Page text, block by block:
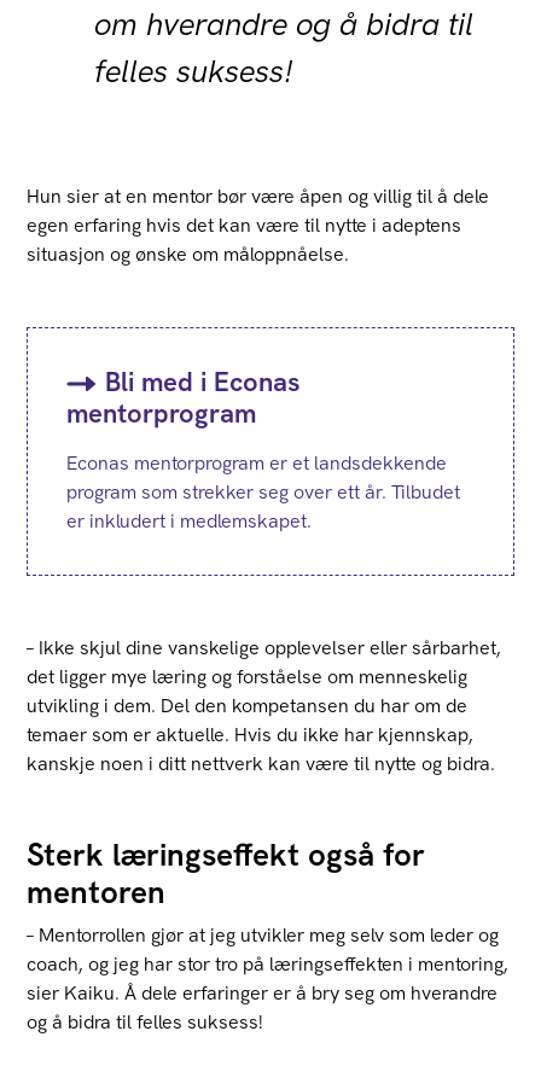
om hverandre og å bidra til
felles suksess!
Hun sier at en mentor bør være åpen og villig til å dele
egen erfaring hvis det kan være til nytte i adeptens
situasjon og ønske om måloppnåelse.
Bli med i Econas
mentorprogram
Econas mentorprogram er et landsdekkende
program som strekker seg over ett år. Tilbudet
er inkludert i medlemskapet.
– Ikke skjul dine vanskelige opplevelser eller sårbarhet,
det ligger mye læring og forståelse om menneskelig
utvikling i dem. Del den kompetansen du har om de
temaer som er aktuelle. Hvis du ikke har kjennskap,
kanskje noen i ditt nettverk kan være til nytte og bidra.
Sterk læringseffekt også for
mentoren
– Mentorrollen gjør at jeg utvikler meg selv som leder og
coach, og jeg har stor tro på læringseffekten i mentoring,
sier Kaiku. Å dele erfaringer er å bry seg om hverandre
og å bidra til felles suksess!